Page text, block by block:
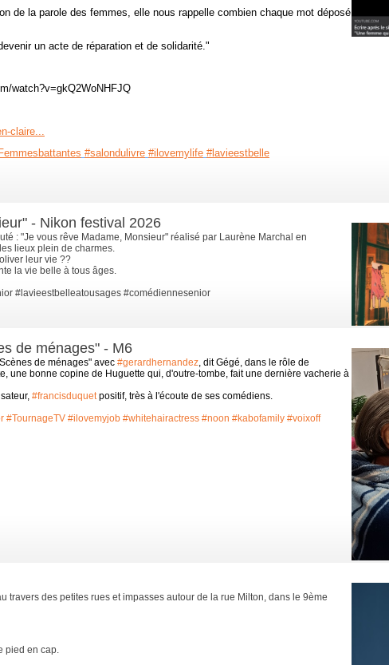
de la parole des femmes, elle nous rappelle combien chaque mot déposé
un acte de réparation et de solidarité."
watch?v=gkQ2WoNHFJQ
claire...
#salondulivre #ilovemylife #lavieestbelle
- Nikon festival 2026
: "Je vous rêve Madame, Monsieur" réalisé par Laurène Marchal en
lieux plein de charmes.
leur vie ??
la vie belle à tous âges.
#lavieestbelleatousages #comédiennesenior
de ménages" - M6
de ménages" avec #gerardhernandez, dit Gégé, dans le rôle de
une bonne copine de Huguette qui, d'outre-tombe, fait une dernière vacherie à
#francisduquetpositif, très à l'écoute de ses comédiens.
#TournageTV #ilovemyjob #whitehairactress #noon #kabofamily #voixoff
travers des petites rues et impasses autour de la rue Milton, dans le 9ème
pied en cap.